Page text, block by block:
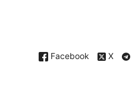
Facebook X